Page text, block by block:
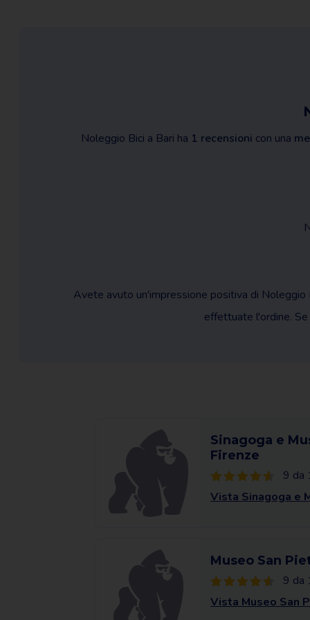
Noleggio Bici a Bari ha 1 recensioni con una
Avete avuto un'impressione positiva di
effettuate l'ordine. Se
Sinagoga e
Firenze
9 da
Vista Sinagoga e
Museo San
9 da
Vista Museo San